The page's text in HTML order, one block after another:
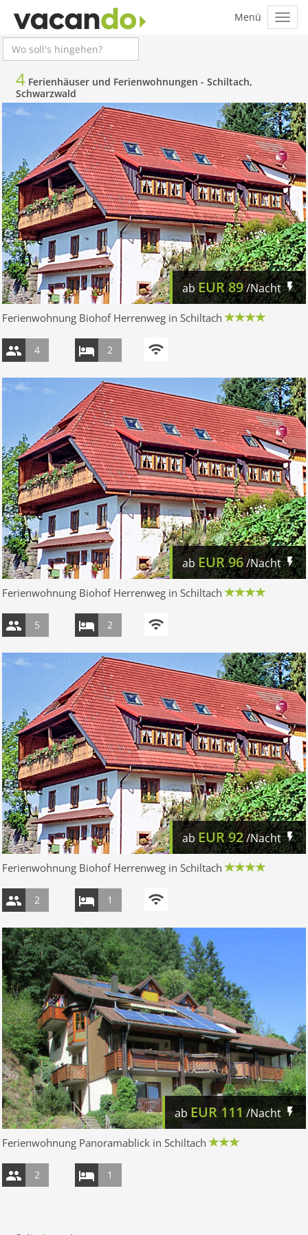
4 Ferienhäuser und Ferienwohnungen - Schiltach,
Schwarzwald
abEUR89/Nacht
Ferienwohnung Biohof Herrenweg in Schiltach
4 2
abEUR96/Nacht
Ferienwohnung Biohof Herrenweg in Schiltach
5 2
abEUR92/Nacht
Ferienwohnung Biohof Herrenweg in Schiltach
2 1
abEUR 111/Nacht
Ferienwohnung Panoramablick in Schiltach
2 1